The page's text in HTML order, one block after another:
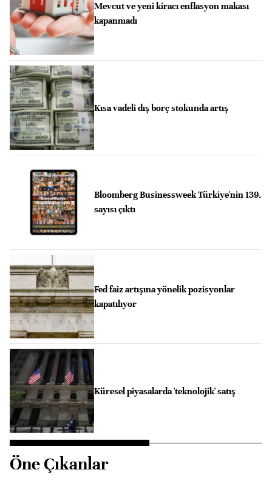
Mevcut ve yeni kiracı enflasyon makası
kapanmadı
Kısa vadeli dış borç stokunda artış
Bloomberg Businessweek Türkiye'nin 139.
sayısı çıktı
Fed faiz artışına yönelik pozisyonlar
kapatılıyor
Küresel piyasalarda 'teknolojik' satış
Öne Çıkanlar